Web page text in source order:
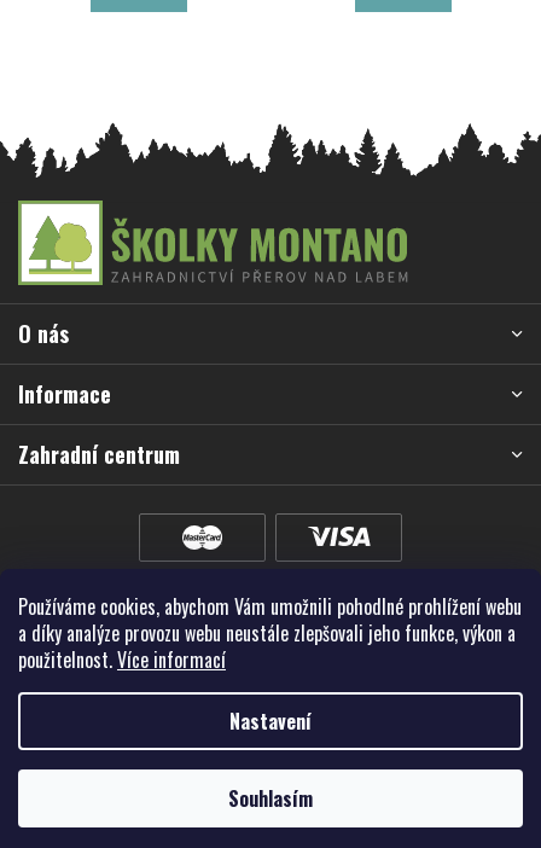
Používáme cookies, abychom Vám umožnili pohodlné prohlížení webu
a díky analýze provozu webu neustále zlepšovali jeho funkce, výkon a
použitelnost.Více informací
Nastavení
Souhlasím
a
í
O nás
Informace
Zahradní centrum
Vytvořil Shoptet Premium
Copyright 2026Školky - Montano, spol. s r.o.. Všechna práva vyhrazena.